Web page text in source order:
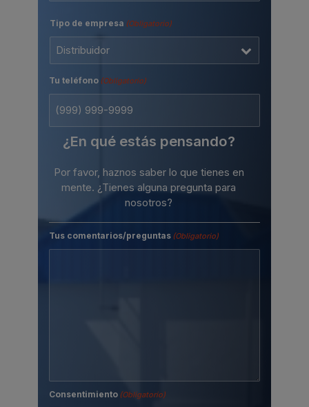
Tipo de empresa (Obligatorio)
Tu teléfono (Obligatorio)
¿En qué estás pensando?
Por favor, haznos saber lo que tienes en
mente. ¿Tienes alguna pregunta para
nosotros?
Tus comentarios/preguntas (Obligatorio)
Consentimiento (Obligatorio)